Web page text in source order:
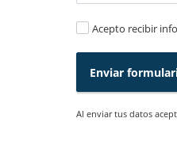
Acepto recibir
Enviar
Al enviar tus datos